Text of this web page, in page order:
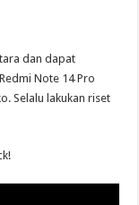
dan dapat
Note 14 Pro
Selalu lakukan riset